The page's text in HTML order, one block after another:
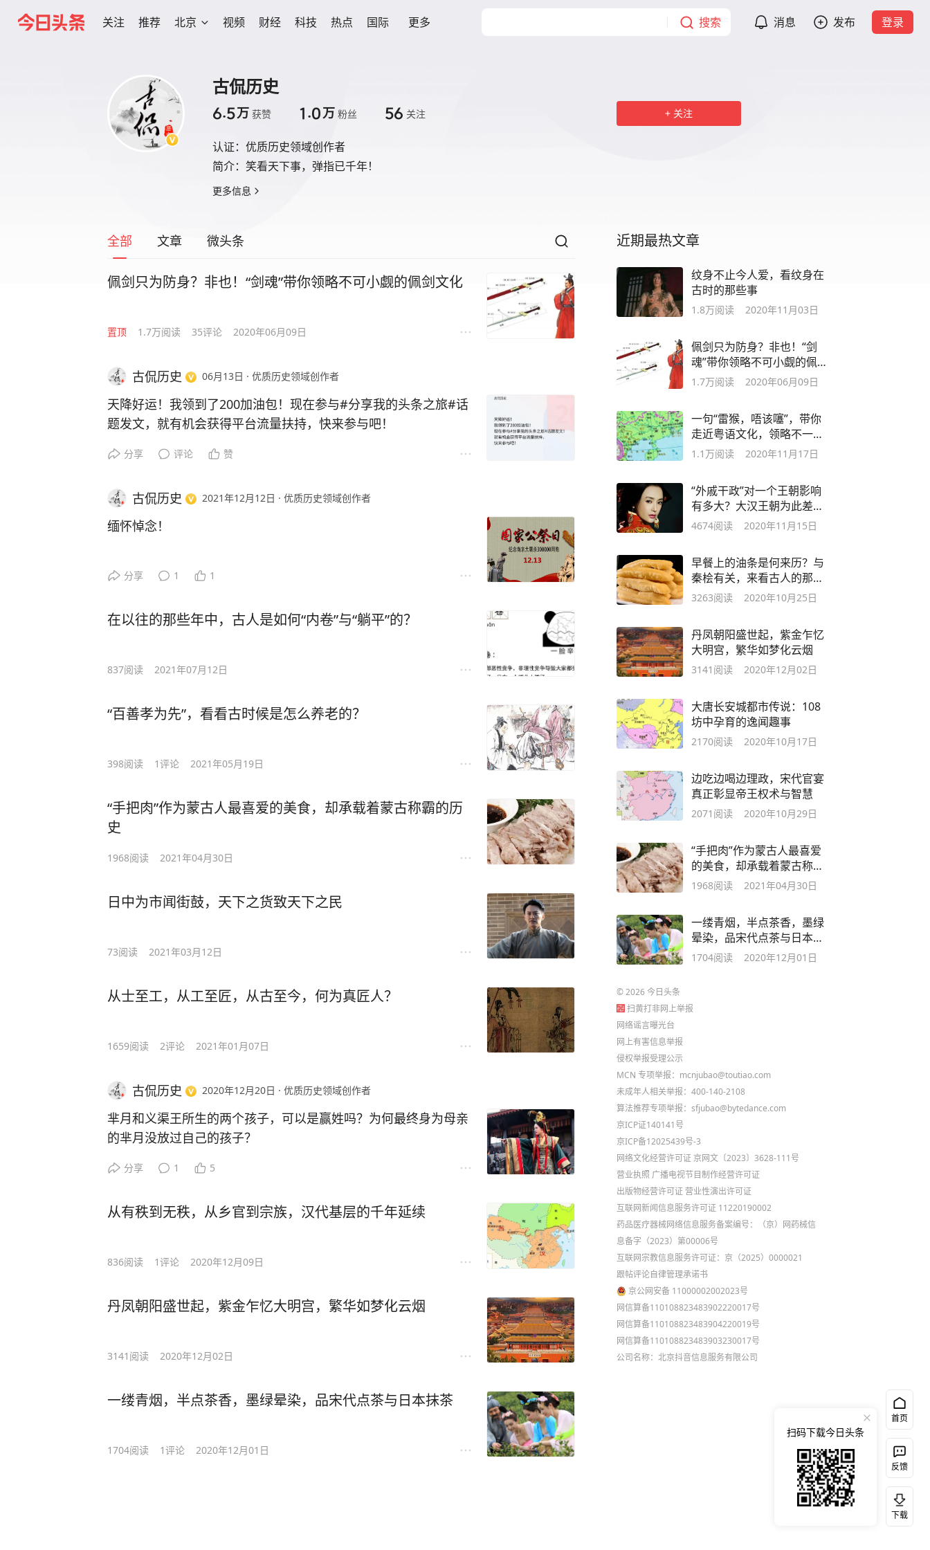
关注 推荐 北京 视频 财经 科技 热点 国际 更多 搜索 消息 发布 登录
古侃历史
6.5万 获赞 1.0万 粉丝 56 关注
认证： 优质历史领域创作者
简介： 笑看天下事，弹指已千年！
更多信息
关注
全部 文章 微头条
佩剑只为防身？非也！“剑魂”带你领略不可小觑的佩剑文化
置顶 1.7万阅读 35评论 2020年06月09日
古侃历史 06月13日 · 优质历史领域创作者
天降好运！我领到了200加油包！现在参与#分享我的头条之旅#话
题发文，就有机会获得平台流量扶持，快来参与吧！
分享 评论 赞
古侃历史 2021年12月12日 · 优质历史领域创作者
缅怀悼念！
分享 1 1
在以往的那些年中，古人是如何“内卷”与“躺平”的？
837阅读 2021年07月12日
“百善孝为先”，看看古时候是怎么养老的？
398阅读 1评论 2021年05月19日
“手把肉”作为蒙古人最喜爱的美食，却承载着蒙古称霸的历
史
1968阅读 2021年04月30日
日中为市闻街鼓，天下之货致天下之民
73阅读 2021年03月12日
从士至工，从工至匠，从古至今，何为真匠人？
1659阅读 2评论 2021年01月07日
古侃历史 2020年12月20日 · 优质历史领域创作者
芈月和义渠王所生的两个孩子，可以是赢姓吗？为何最终身为母亲
的芈月没放过自己的孩子？
义渠国在秦国的西北方向，总是跟秦国作对。没办法，跟义渠国接
马，防备义渠国来袭。
们一样，成为了严重的负担。秦国要想东出，就必须要先灭了这个
到了宣太后执政时期，她依旧要面对义渠国这个强大的对手，那么
一个女人。而且这个女人长得还很漂亮。能够成为秦惠文王的妃
子，自然不会差到哪里去。
过去大家闹翻了，可以出去打一架，可现在不行了。
分享 1 5
从有秩到无秩，从乡官到宗族，汉代基层的千年延续
836阅读 1评论 2020年12月09日
丹凤朝阳盛世起，紫金乍忆大明宫，繁华如梦化云烟
3141 阅读 2020年12月02日
一缕青烟，半点茶香，墨绿晕染，品宋代点茶与日本抹茶
1704阅读 1评论 2020年12月01日
近期最热文章
纹身不止今人爱，看纹身在
古时的那些事
1.8万阅读 2020年11月03日
佩剑只为防身？非也！“剑
魂”带你领略不可小觑的佩剑
文化
1.7万阅读 2020年06月09日
一句“雷猴，唔该噻”，带你
走近粤语文化，领略不一样
的语言艺术
1.1万阅读 2020年11月17日
“外戚干政”对一个王朝影响
有多大？大汉王朝为此差点
夭折
4674阅读 2020年11月15日
早餐上的油条是何来历？与
秦桧有关，来看古人的那些
奇思妙想
3263阅读 2020年10月25日
丹凤朝阳盛世起，紫金乍忆
大明宫，繁华如梦化云烟
3141 阅读 2020年12月02日
大唐长安城都市传说：108
坊中孕育的逸闻趣事
2170阅读 2020年10月17日
边吃边喝边理政，宋代官宴
真正彰显帝王权术与智慧
2071 阅读 2020年10月29日
“手把肉”作为蒙古人最喜爱
的美食，却承载着蒙古称霸
的历史
1968阅读 2021年04月30日
一缕青烟，半点茶香，墨绿
晕染，品宋代点茶与日本抹
茶
1704阅读 2020年12月01日
©2026今日头条
扫黄打非网上举报
网络谣言曝光台
网上有害信息举报
侵权举报受理公示
MCN 专项举报：mcnjubao@toutiao.com
未成年人相关举报：400-140-2108
算法推荐专项举报：sfjubao@bytedance.com
京ICP证140141号
京ICP备12025439号-3
网络文化经营许可证 京网文〔2023〕3628-111号
营业执照 广播电视节目制作经营许可证
出版物经营许可证 营业性演出许可证
互联网新闻信息服务许可证 11220190002
药品医疗器械网络信息服务备案编号：（京）网药械信
息备字（2023）第00006号
互联网宗教信息服务许可证：京（2025）0000021
跟帖评论自律管理承诺书
京公网安备 11000002002023号
网信算备110108823483902220017号
网信算备110108823483904220019号
网信算备110108823483903230017号
公司名称：北京抖音信息服务有限公司
首页
反馈
下载
扫码下载今日头条